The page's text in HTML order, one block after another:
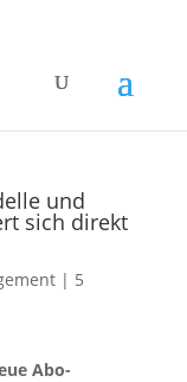
und
sich direkt
| 5
Abo-